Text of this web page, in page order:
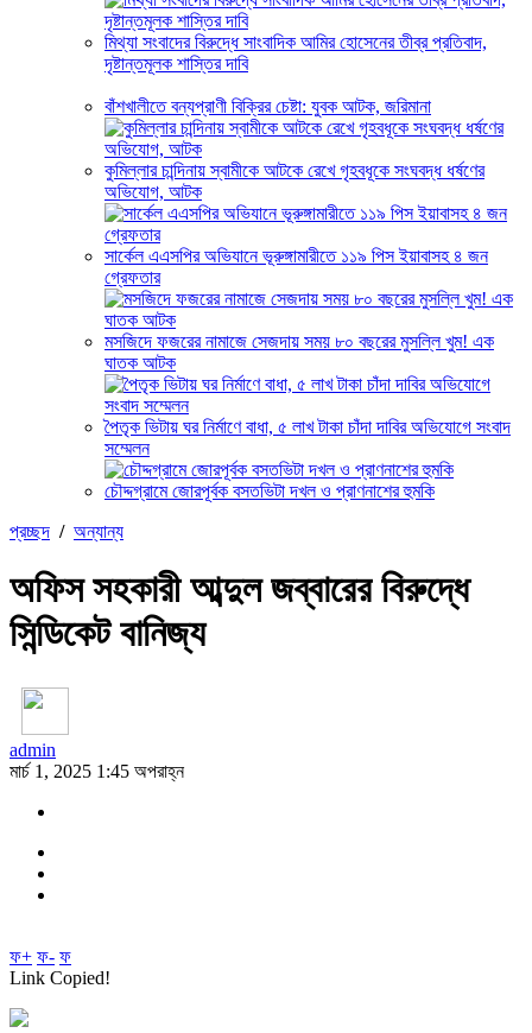
মিথ্যা সংবাদের বিরুদ্ধে সাংবাদিক আমির হোসেনের তীব্র প্রতিবাদ,
দৃষ্টান্তমূলক শাস্তির দাবি
বাঁশখালীতে বন্যপ্রাণী বিক্রির চেষ্টা: যুবক আটক, জরিমানা
কুমিল্লার চান্দিনায় স্বামীকে আটকে রেখে গৃহবধূকে সংঘবদ্ধ ধর্ষণের
অভিযোগ, আটক
সার্কেল এএসপির অভিযানে ভূরুঙ্গামারীতে ১১৯ পিস ইয়াবাসহ ৪ জন
গ্রেফতার
মসজিদে ফজরের নামাজে সেজদায় সময় ৮০ বছরের মুসল্লি খুম! এক
ঘাতক আটক
পৈতৃক ভিটায় ঘর নির্মাণে বাধা, ৫ লাখ টাকা চাঁদা দাবির অভিযোগে সংবাদ
সম্মেলন
চৌদ্দগ্রামে জোরপূর্বক বসতভিটা দখল ও প্রাণনাশের হুমকি
প্রচ্ছদ / অন্যান্য
অফিস সহকারী আব্দুল জব্বারের বিরুদ্ধে
সিন্ডিকেট বানিজ্য
admin
মার্চ 1, 2025 1:45 অপরাহ্ন
ফ+ ফ- ফ
Link Copied!